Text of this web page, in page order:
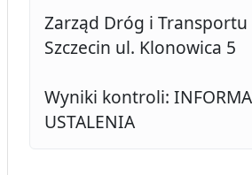
Zarząd Dróg i
Szczecin ul. Klonowica 5
Wyniki kontroli:
USTALENIA